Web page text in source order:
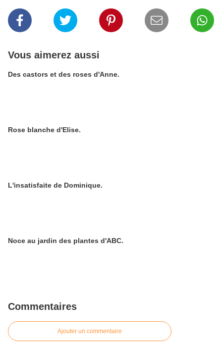
Vous aimerez aussi
Des castors et des roses d'Anne.
Rose blanche d'Elise.
L'insatisfaite de Dominique.
Noce au jardin des plantes d'ABC.
Commentaires
Ajouter un commentaire